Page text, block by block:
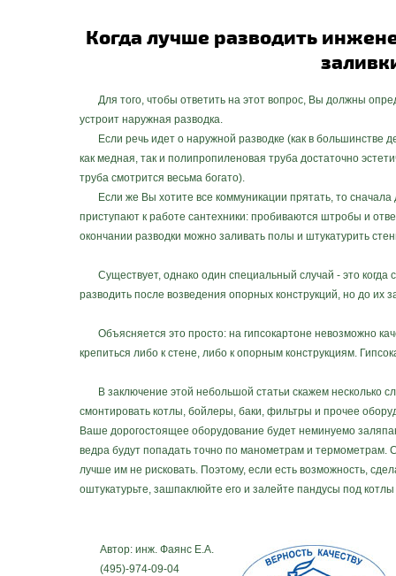
Когда лучше разводить
Для того, чтобы ответить на этот вопрос, Вы должны
устроит наружная разводка.
Если речь идет о наружной разводке (как в большинстве
как медная, так и полипропиленовая труба достаточно
труба смотрится весьма богато).
Если же Вы хотите все коммуникации прятать, то сначала
приступают к работе сантехники: пробиваются штробы и
окончании разводки можно заливать полы и штукатурить
Существует, однако один специальный случай - это когда
разводить после возведения опорных конструкций, но до их
Объясняется это просто: на гипсокартоне невозможно
крепиться либо к стене, либо к опорным конструкциям.
В заключение этой небольшой статьи скажем несколько
смонтировать котлы, бойлеры, баки, фильтры и прочее
Ваше дорогостоящее оборудование будет неминуемо
ведра будут попадать точно по манометрам и термометрам.
лучше им не рисковать. Поэтому, если есть возможность,
оштукатурьте, зашпаклюйте его и залейте пандусы под
Автор: инж. Фаянс Е.А.
(495)-974-09-04